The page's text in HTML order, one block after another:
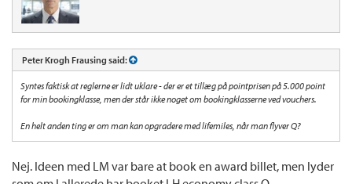
Peter Krogh Frausing said:
Syntes faktisk at reglerne er lidt uklare - der er et tillæg på pointprisen på 5.000 point
for min bookingklasse, men der står ikke noget om bookingklasserne ved vouchers.
En helt anden ting er om man kan opgradere med lifemiles, når man flyver Q?
Nej. Ideen med LM var bare at book en award billet, men lyder